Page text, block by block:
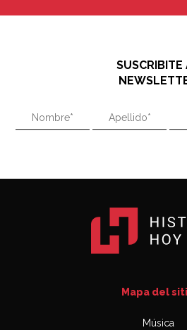
"En política, la estupidez
"En política, la estupidez
Napoleón
SUSCRIBITE
Mapa del
Música